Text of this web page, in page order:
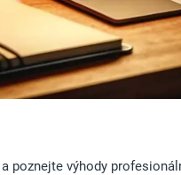
a poznejte výhody